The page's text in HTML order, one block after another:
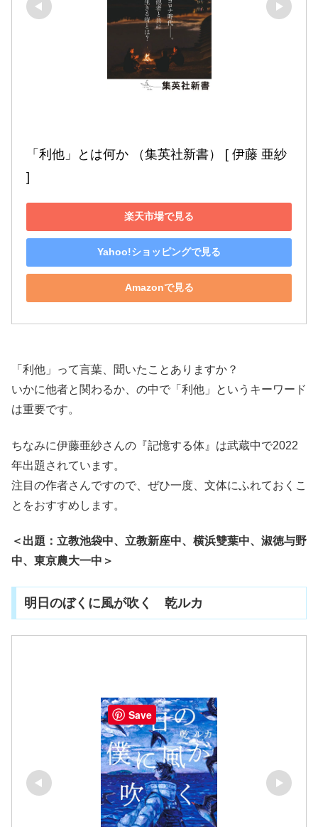
「利他」とは何か （集英社新書） [ 伊藤 亜紗
]
楽天市場で見る
Yahoo!ショッピングで見る
Amazonで見る
「利他」って言葉、聞いたことありますか？
いかに他者と関わるか、の中で「利他」というキーワード
は重要です。
ちなみに伊藤亜紗さんの『記憶する体』は武蔵中で2022
年出題されています。
注目の作者さんですので、ぜひ一度、文体にふれておくこ
とをおすすめします。
＜出題：立教池袋中、立教新座中、横浜雙葉中、淑徳与野
中、東京農大一中＞
明日のぼくに風が吹く 乾ルカ
Save